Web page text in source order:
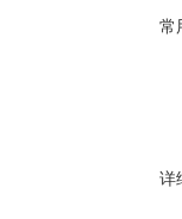
常
详